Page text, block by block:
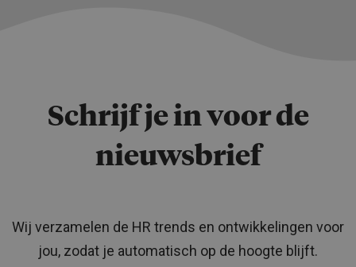
Schrijf je in voor de
nieuwsbrief
Wij verzamelen de HR trends en ontwikkelingen voor
jou, zodat je automatisch op de hoogte blijft.